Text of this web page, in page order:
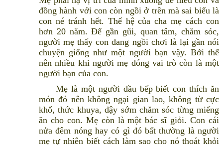
đồng hành với con còn ngồi ở trên mà sai biểu là
con né tránh hết. Thế hệ của cha mẹ cách con
hơn 20 năm. Để gần gũi, quan tâm, chăm sóc,
người mẹ thấy con đang ngồi chơi là lại gần nói
chuyện giống như một người bạn vậy. Bởi thế
nên nhiều khi người mẹ đóng vai trò còn là một
người bạn của con.
Mẹ là một người đầu bếp biết con thích ăn
món đó nên không ngại gian lao, không từ cực
khổ, thức khuya, dậy sớm chăm sóc từng miếng
ăn cho con. Mẹ còn là một bác sĩ giỏi. Con cái
nửa đêm nóng hay có gì đó bất thường là người
mẹ tự nhiên biết cách làm sao cho nó thoát khỏi